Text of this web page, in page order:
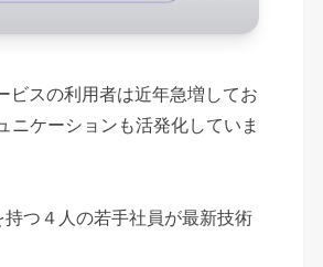
スの利用者は近年急増してお
ニケーションも活発化していま
つ４人の若手社員が最新技術